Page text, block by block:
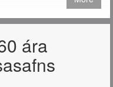
ára